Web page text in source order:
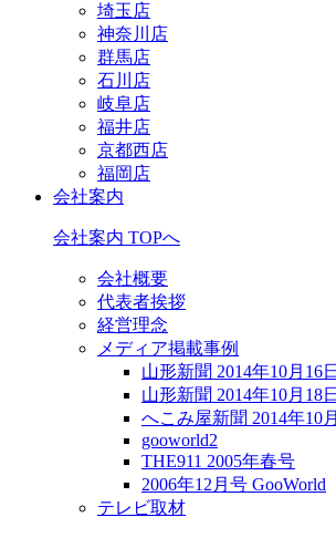
埼玉店
神奈川店
群馬店
石川店
岐阜店
福井店
京都西店
福岡店
会社案内
会社案内 TOPへ
会社概要
代表者挨拶
経営理念
メディア掲載事例
山形新聞 2014年10月16日
山形新聞 2014年10月18日
へこみ屋新聞 2014年10
gooworld2
THE911 2005年春号
2006年12月号 GooWorld
テレビ取材